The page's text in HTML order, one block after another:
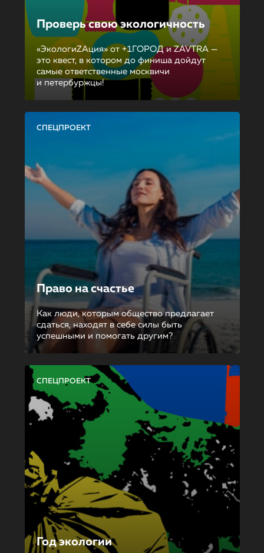
Проверь свою экологичность
«ЭкологиZAция» от +1ГОРОД и ZAVTRA —
это квест, в котором до финиша дойдут
самые ответственные москвичи
и петербуржцы!
СПЕЦПРОЕКТ
Право на счастье
Как люди, которым общество предлагает
сдаться, находят в себе силы быть
успешными и помогать другим?
СПЕЦПРОЕКТ
Год экологии